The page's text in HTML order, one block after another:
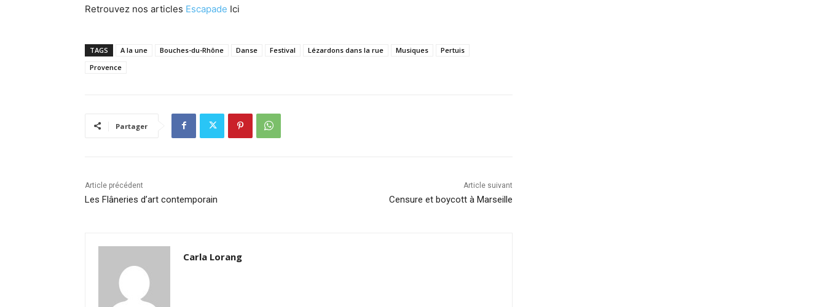
Retrouvez nos articles Escapade Ici
TAGS A la une Bouches-du-Rhône Danse Festival Lézardons dans la rue Musiques
Pertuis
Provence
Partager
Article précédent
Les Flâneries d’art contemporain
Article suivant
Censure et boycott à Marseille
Carla Lorang